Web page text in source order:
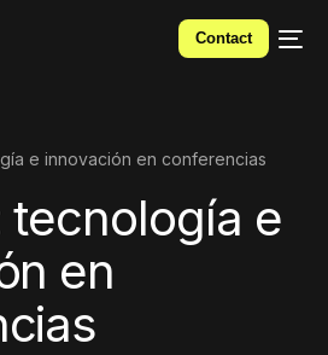
Contact
e innovación en conferencias
tecnología e
en